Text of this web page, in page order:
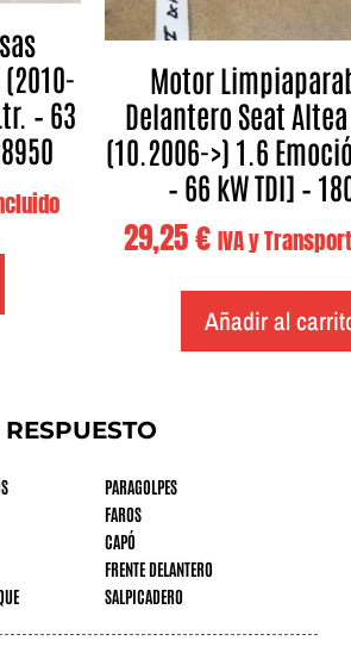
– 63
Motor
Delantero Seat Altea
(10.2006->) 1.6
– 66 kW TDI] –
29,25€ IVA y
Añadir al
RESPUESTO
PARAGOLPES
FAROS
CAPÓ
FRENTE DELANTERO
SALPICADERO